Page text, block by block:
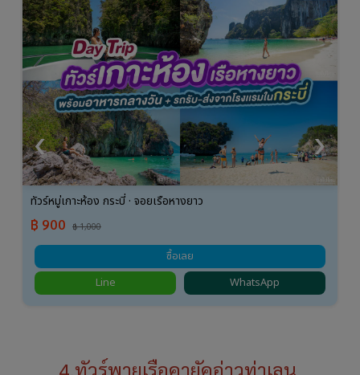
ทัวร์หมู่เกาะห้อง กระบี่ · จอยเรือหางยาว
฿ 900 ฿ 1,000
ซื้อเลย
Line
WhatsApp
‹ ›
4.ทัวร์พายเรือคายัคอ่าวท่าเลน